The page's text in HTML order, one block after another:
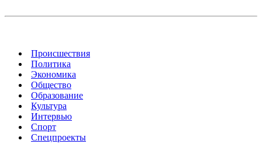
Происшествия
Политика
Экономика
Общество
Образование
Культура
Интервью
Спорт
Спецпроекты